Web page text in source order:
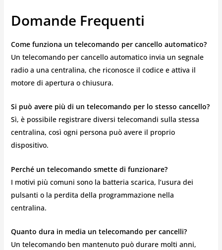
Domande Frequenti
Come funziona un telecomando per cancello automatico?
Un telecomando per cancello automatico invia un segnale
radio a una centralina, che riconosce il codice e attiva il
motore di apertura o chiusura.
Si può avere più di un telecomando per lo stesso cancello?
Sì, è possibile registrare diversi telecomandi sulla stessa
centralina, così ogni persona può avere il proprio
dispositivo.
Perché un telecomando smette di funzionare?
I motivi più comuni sono la batteria scarica, l’usura dei
pulsanti o la perdita della programmazione nella
centralina.
Quanto dura in media un telecomando per cancelli?
Un telecomando ben mantenuto può durare molti anni,